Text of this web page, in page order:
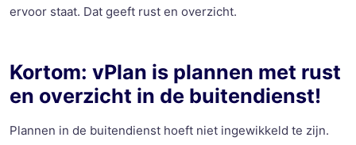
ervoor staat. Dat geeft rust en overzicht.
Kortom: vPlan is plannen met rust
en overzicht in de buitendienst!
Plannen in de buitendienst hoeft niet ingewikkeld te zijn.